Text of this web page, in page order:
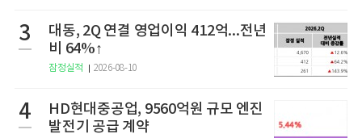
3
대동, 2Q 연결 영업이익 412억...전년
비 64%↑
잠정실적 2026-08-10
4
HD현대중공업, 9560억원 규모 엔진
발전기 공급 계약